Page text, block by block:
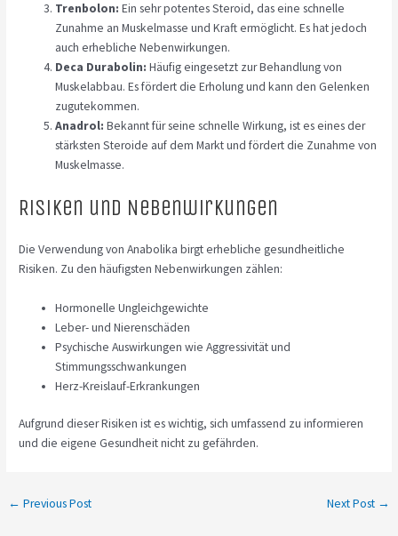
Trenbolon: Ein sehr potentes Steroid, das eine schnelle
Zunahme an Muskelmasse und Kraft ermöglicht. Es hat jedoch
auch erhebliche Nebenwirkungen.
Deca Durabolin: Häufig eingesetzt zur Behandlung von
Muskelabbau. Es fördert die Erholung und kann den Gelenken
zugutekommen.
Anadrol: Bekannt für seine schnelle Wirkung, ist es eines der
stärksten Steroide auf dem Markt und fördert die Zunahme von
Muskelmasse.
Risiken und Nebenwirkungen
Die Verwendung von Anabolika birgt erhebliche gesundheitliche
Risiken. Zu den häufigsten Nebenwirkungen zählen:
Hormonelle Ungleichgewichte
Leber- und Nierenschäden
Psychische Auswirkungen wie Aggressivität und
Stimmungsschwankungen
Herz-Kreislauf-Erkrankungen
Aufgrund dieser Risiken ist es wichtig, sich umfassend zu informieren
und die eigene Gesundheit nicht zu gefährden.
← Previous Post Next Post →